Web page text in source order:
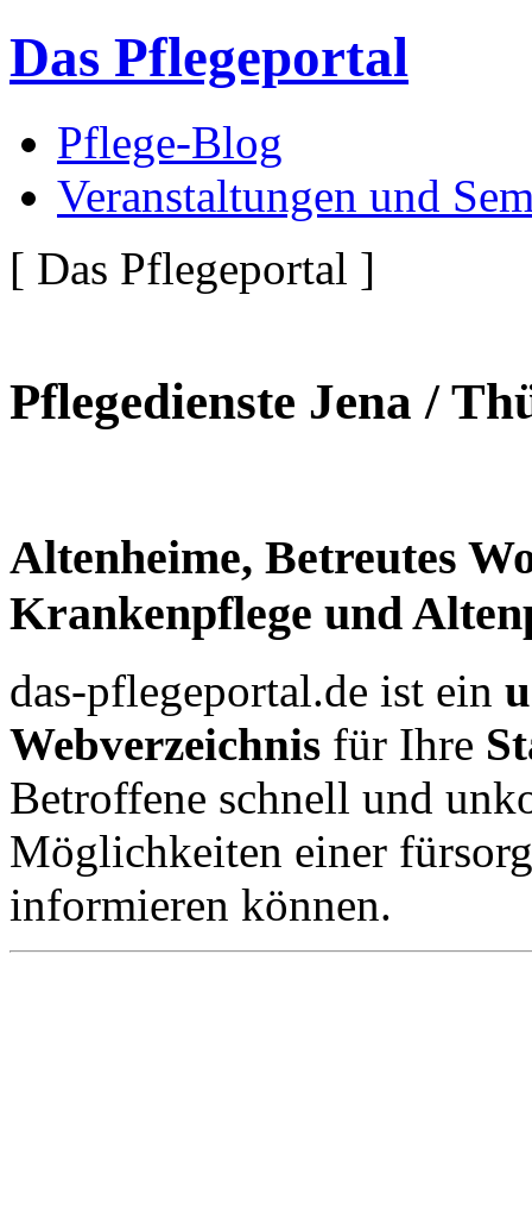
Das Pflegeportal
Pflege-Blog
Veranstaltungen und
[ Das Pflegeportal ]
Pflegedienste Jena /
Altenheime, Betreutes
Krankenpflege und
das-pflegeportal.de ist ein
Webverzeichnis für Ihre
Betroffene schnell und
Möglichkeiten einer
informieren können.